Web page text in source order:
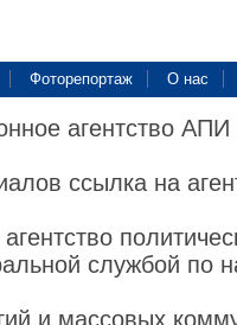
Фоторепортаж О нас
агентство
ссылка на
службой по
и массовых